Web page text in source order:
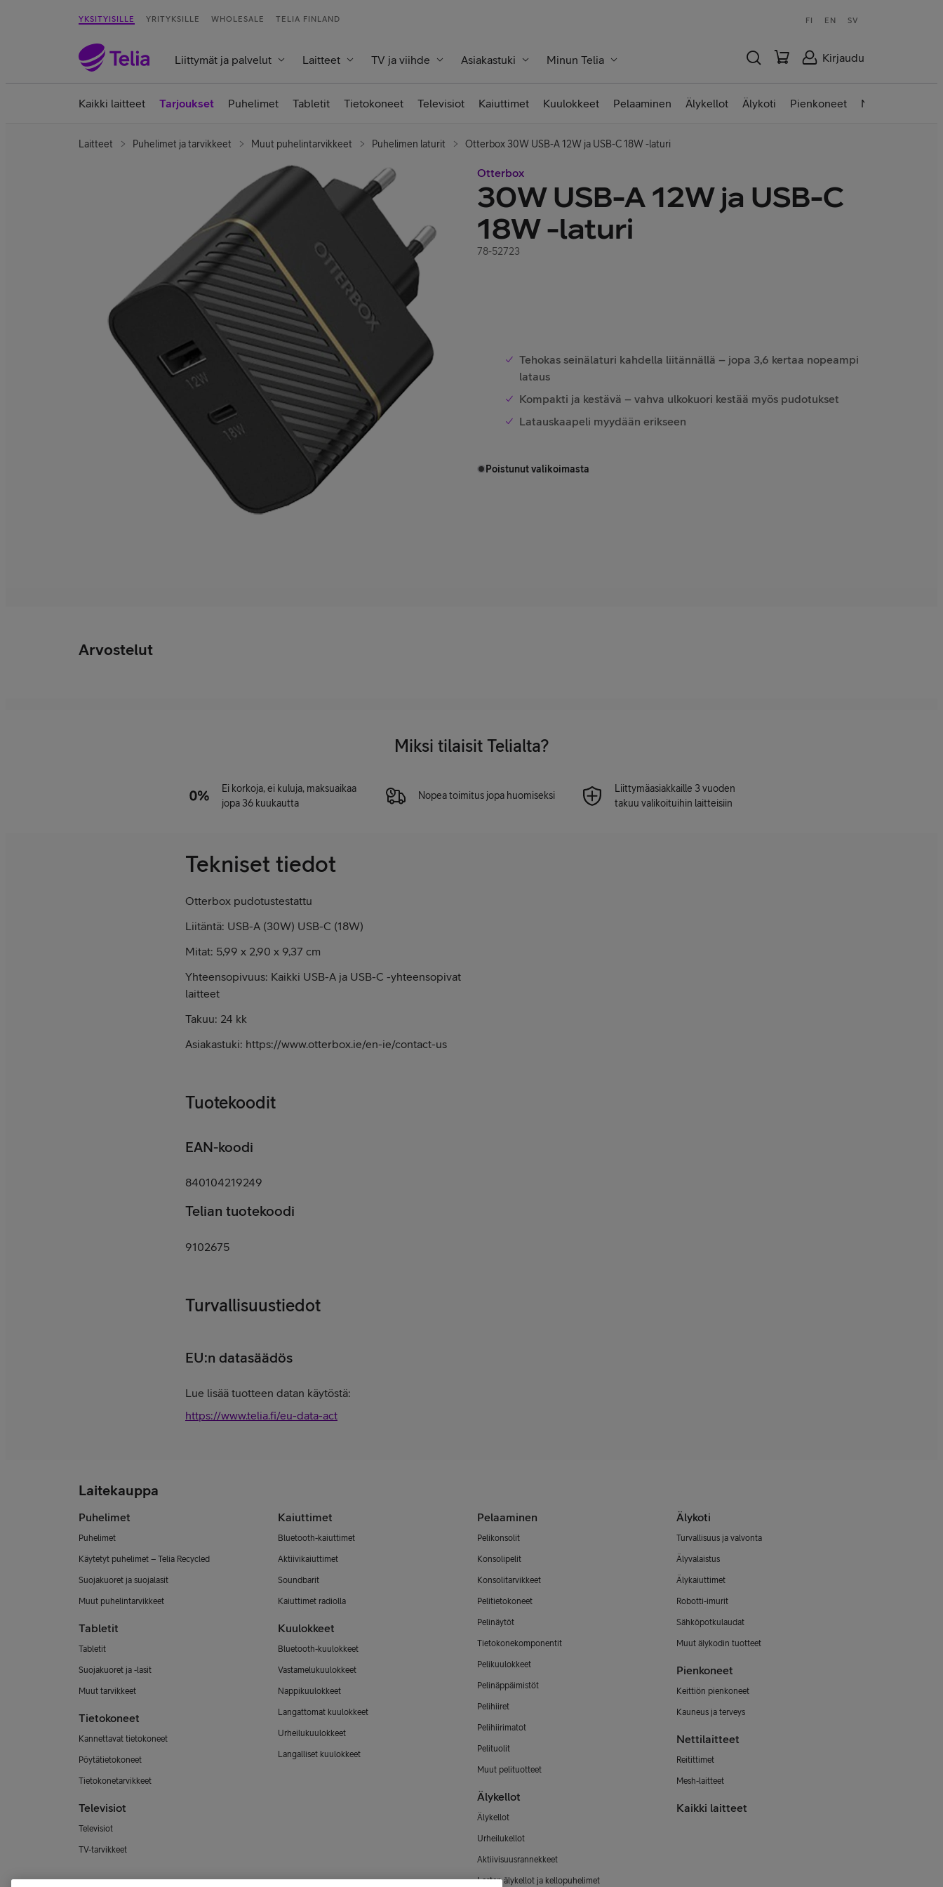
YKSITYISILLE YRITYKSILLE WHOLESALE TELIA FINLAND FI EN SV
Liittymät ja palvelut Laitteet TV ja viihde Asiakastuki Minun Telia Kirjaudu
Kaikki laitteet Tarjoukset Puhelimet Tabletit Tietokoneet Televisiot Kaiuttimet Kuulokkeet Pelaaminen Älykellot Älykoti Pienkoneet Nettilaitteet
Laitteet Puhelimet ja tarvikkeet Muut puhelintarvikkeet Puhelimen laturit Otterbox 30W USB-A 12W ja USB-C 18W -laturi
Otterbox
30W USB-A 12W ja USB-C
18W -laturi
78-52723
Tehokas seinälaturi kahdella liitännällä – jopa 3,6 kertaa nopeampi
lataus
Kompakti ja kestävä – vahva ulkokuori kestää myös pudotukset
Latauskaapeli myydään erikseen
Poistunut valikoimasta
Arvostelut
Miksi tilaisit Telialta?
Ei korkoja, ei kuluja, maksuaikaa
jopa 36 kuukautta
Nopea toimitus jopa huomiseksi
Liittymäasiakkaille 3 vuoden
takuu valikoituihin laitteisiin
Tekniset tiedot
Otterbox pudotustestattu
Liitäntä: USB-A (30W) USB-C (18W)
Mitat: 5,99 x 2,90 x 9,37 cm
Yhteensopivuus: Kaikki USB-A ja USB-C -yhteensopivat
laitteet
Takuu: 24 kk
Asiakastuki: https://www.otterbox.ie/en-ie/contact-us
Tuotekoodit
EAN-koodi
840104219249
Telian tuotekoodi
9102675
Turvallisuustiedot
EU:n datasäädös
Lue lisää tuotteen datan käytöstä:
https://www.telia.fi/eu-data-act
Laitekauppa
Puhelimet
Puhelimet
Käytetyt puhelimet – Telia Recycled
Suojakuoret ja suojalasit
Muut puhelintarvikkeet
Tabletit
Tabletit
Suojakuoret ja -lasit
Muut tarvikkeet
Tietokoneet
Kannettavat tietokoneet
Pöytätietokoneet
Tietokonetarvikkeet
Televisiot
Televisiot
TV-tarvikkeet
Kaiuttimet
Bluetooth-kaiuttimet
Aktiivikaiuttimet
Soundbarit
Kaiuttimet radiolla
Kuulokkeet
Bluetooth-kuulokkeet
Vastamelukuulokkeet
Nappikuulokkeet
Langattomat kuulokkeet
Urheilukuulokkeet
Langalliset kuulokkeet
Pelaaminen
Pelikonsolit
Konsolipelit
Konsolitarvikkeet
Pelitietokoneet
Pelinäytöt
Tietokonekomponentit
Pelikuulokkeet
Pelinäppäimistöt
Pelihiiret
Pelihiirimatot
Pelituolit
Muut pelituotteet
Älykellot
Älykellot
Urheilukellot
Aktiivisuusrannekkeet
Lasten älykellot ja kellopuhelimet
Älykoti
Turvallisuus ja valvonta
Älyvalaistus
Älykaiuttimet
Robotti-imurit
Sähköpotkulaudat
Muut älykodin tuotteet
Pienkoneet
Keittiön pienkoneet
Kauneus ja terveys
Nettilaitteet
Reitittimet
Mesh-laitteet
Kaikki laitteet